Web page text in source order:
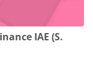
IAE (S.